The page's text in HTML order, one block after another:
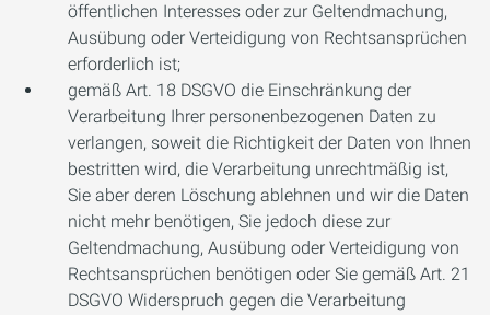
öffentlichen Interesses oder zur Geltendmachung,
Ausübung oder Verteidigung von Rechtsansprüchen
erforderlich ist;
gemäß Art. 18 DSGVO die Einschränkung der
Verarbeitung Ihrer personenbezogenen Daten zu
verlangen, soweit die Richtigkeit der Daten von Ihnen
bestritten wird, die Verarbeitung unrechtmäßig ist,
Sie aber deren Löschung ablehnen und wir die Daten
nicht mehr benötigen, Sie jedoch diese zur
Geltendmachung, Ausübung oder Verteidigung von
Rechtsansprüchen benötigen oder Sie gemäß Art. 21
DSGVO Widerspruch gegen die Verarbeitung